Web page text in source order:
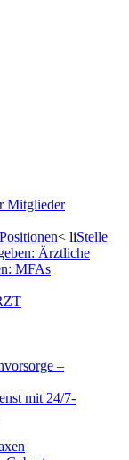
Mitglieder
< liStelle
Ärztliche
MFAs
–
mit 24/7-